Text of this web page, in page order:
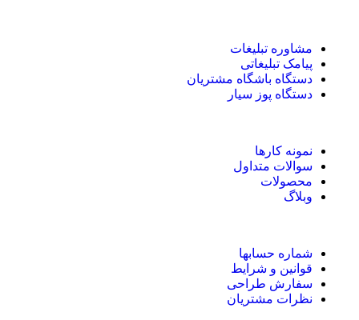
مشاوره تبلیغات
پیامک تبلیغاتی
دستگاه باشگاه مشتریان
دستگاه پوز سیار
نمونه کارها
سوالات متداول
محصولات
وبلاگ
شماره حسابها
قوانین و شرایط
سفارش طراحی
نظرات مشتریان